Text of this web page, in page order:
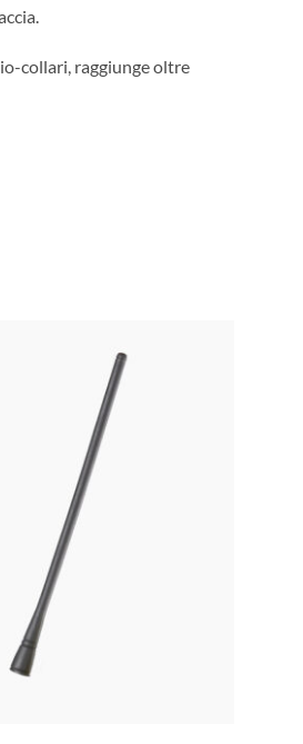
collari, raggiunge oltre